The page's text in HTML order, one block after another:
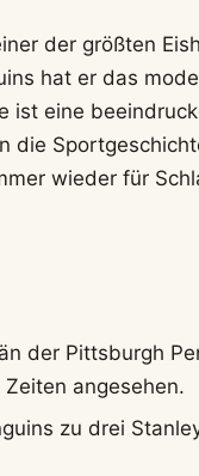
der größten
hat er das
ist eine
die
wieder für
der Pittsburgh
angesehen.
zu drei